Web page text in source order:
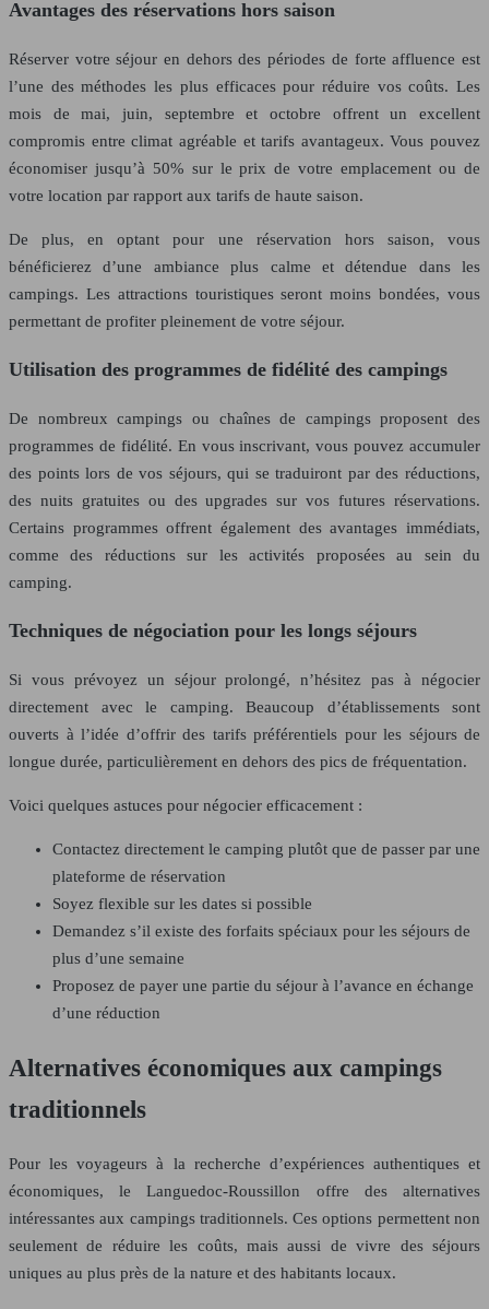
Avantages des réservations hors saison
Réserver votre séjour en dehors des périodes de forte affluence est
l’une des méthodes les plus efficaces pour réduire vos coûts. Les
mois de mai, juin, septembre et octobre offrent un excellent
compromis entre climat agréable et tarifs avantageux. Vous pouvez
économiser jusqu’à 50% sur le prix de votre emplacement ou de
votre location par rapport aux tarifs de haute saison.
De plus, en optant pour une réservation hors saison, vous
bénéficierez d’une ambiance plus calme et détendue dans les
campings. Les attractions touristiques seront moins bondées, vous
permettant de profiter pleinement de votre séjour.
Utilisation des programmes de fidélité des campings
De nombreux campings ou chaînes de campings proposent des
programmes de fidélité. En vous inscrivant, vous pouvez accumuler
des points lors de vos séjours, qui se traduiront par des réductions,
des nuits gratuites ou des upgrades sur vos futures réservations.
Certains programmes offrent également des avantages immédiats,
comme des réductions sur les activités proposées au sein du
camping.
Techniques de négociation pour les longs séjours
Si vous prévoyez un séjour prolongé, n’hésitez pas à négocier
directement avec le camping. Beaucoup d’établissements sont
ouverts à l’idée d’offrir des tarifs préférentiels pour les séjours de
longue durée, particulièrement en dehors des pics de fréquentation.
Voici quelques astuces pour négocier efficacement :
Contactez directement le camping plutôt que de passer par une
plateforme de réservation
Soyez flexible sur les dates si possible
Demandez s’il existe des forfaits spéciaux pour les séjours de
plus d’une semaine
Proposez de payer une partie du séjour à l’avance en échange
d’une réduction
Alternatives économiques aux campings
traditionnels
Pour les voyageurs à la recherche d’expériences authentiques et
économiques, le Languedoc-Roussillon offre des alternatives
intéressantes aux campings traditionnels. Ces options permettent non
seulement de réduire les coûts, mais aussi de vivre des séjours
uniques au plus près de la nature et des habitants locaux.